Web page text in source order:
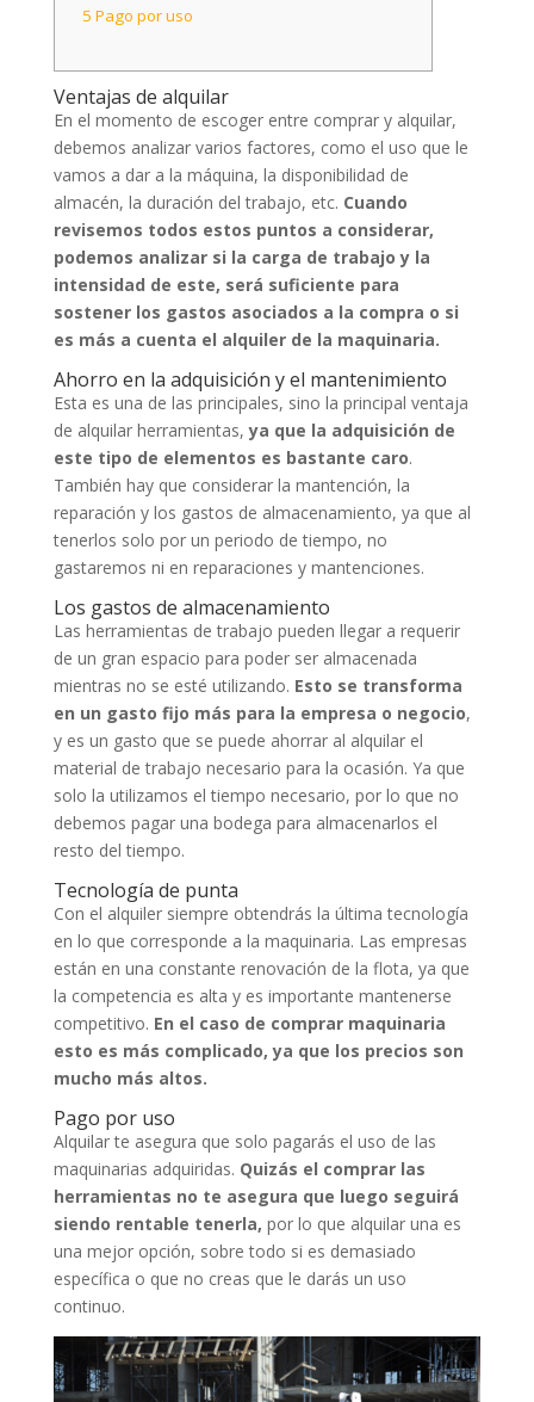
5 Pago por uso
Ventajas de alquilar
En el momento de escoger entre comprar y alquilar,
debemos analizar varios factores, como el uso que le
vamos a dar a la máquina, la disponibilidad de
almacén, la duración del trabajo, etc. Cuando
revisemos todos estos puntos a considerar,
podemos analizar si la carga de trabajo y la
intensidad de este, será suficiente para
sostener los gastos asociados a la compra o si
es más a cuenta el alquiler de la maquinaria.
Ahorro en la adquisición y el mantenimiento
Esta es una de las principales, sino la principal ventaja
de alquilar herramientas,ya que la adquisición de
este tipo de elementos es bastante caro.
También hay que considerar la mantención, la
reparación y los gastos de almacenamiento, ya que al
tenerlos solo por un periodo de tiempo, no
gastaremos ni en reparaciones y mantenciones.
Los gastos de almacenamiento
Las herramientas de trabajo pueden llegar a requerir
de un gran espacio para poder ser almacenada
mientras no se esté utilizando. Esto se transforma
en un gasto fijo más para la empresa o negocio,
y es un gasto que se puede ahorrar al alquilar el
material de trabajo necesario para la ocasión. Ya que
solo la utilizamos el tiempo necesario, por lo que no
debemos pagar una bodega para almacenarlos el
resto del tiempo.
Tecnología de punta
Con el alquiler siempre obtendrás la última tecnología
en lo que corresponde a la maquinaria. Las empresas
están en una constante renovación de la flota, ya que
la competencia es alta y es importante mantenerse
competitivo. En el caso de comprar maquinaria
esto es más complicado, ya que los precios son
mucho más altos.
Pago por uso
Alquilar te asegura que solo pagarás el uso de las
maquinarias adquiridas. Quizás el comprar las
herramientas no te asegura que luego seguirá
siendo rentable tenerla, por lo que alquilar una es
una mejor opción, sobre todo si es demasiado
específica o que no creas que le darás un uso
continuo.